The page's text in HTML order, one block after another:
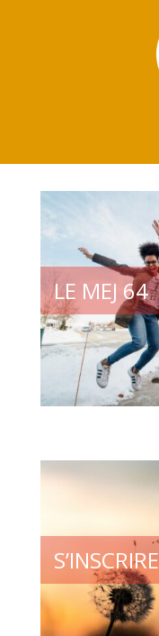
LE MEJ 64
S’INSCRIRE